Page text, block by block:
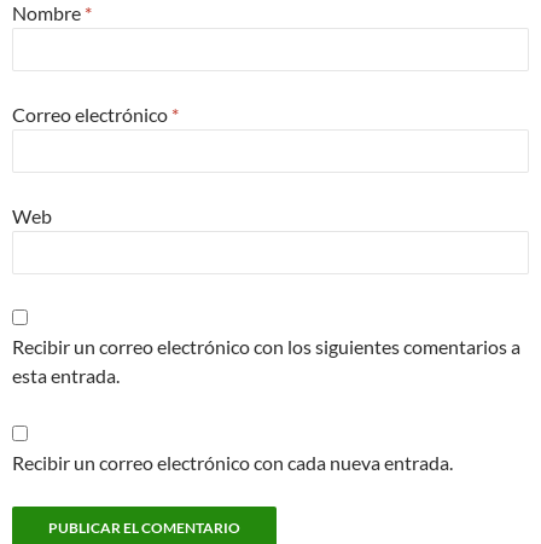
Nombre *
Correo electrónico *
Web
Recibir un correo electrónico con los siguientes comentarios a
esta entrada.
Recibir un correo electrónico con cada nueva entrada.